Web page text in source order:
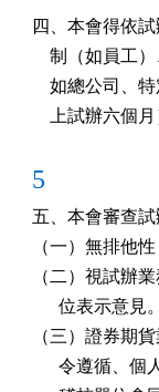
四、本會得依
制（如員工
如總公司、
上試辦六個月
5
五、本會審查
（一）無排他
（二）視試辦
      位表示意見。
（三）證券期
令遵循、